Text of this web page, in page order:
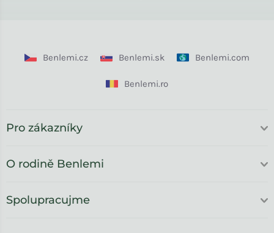
Benlemi.cz Benlemi.sk Benlemi.com
Benlemi.ro
Pro zákazníky
O rodině Benlemi
Spolupracujme